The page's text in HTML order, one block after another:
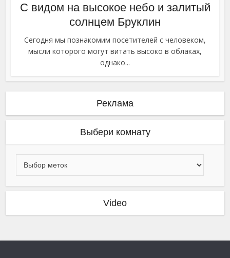
С видом на высокое небо и залитый
солнцем Бруклин
Сегодня мы познакомим посетителей с человеком,
мысли которого могут витать высоко в облаках,
однако...
Реклама
Выбери комнату
Video